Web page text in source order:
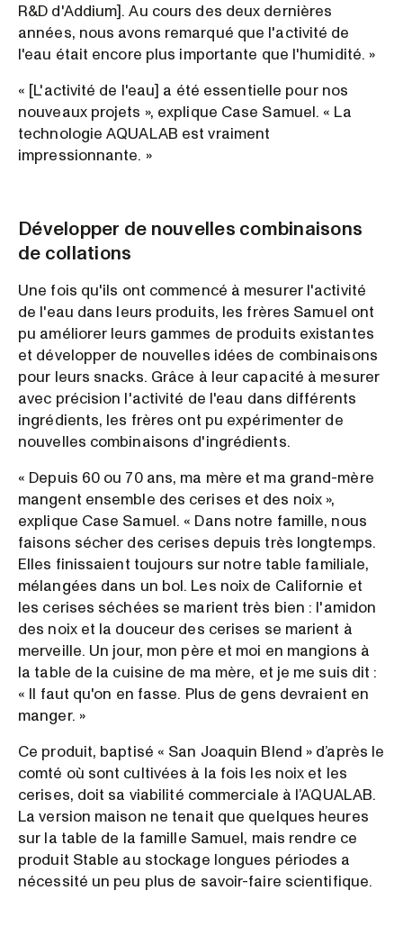
R&D d'Addium]. Au cours des deux dernières
années, nous avons remarqué que l'activité de
l'eau était encore plus importante que l'humidité. »
« [L'activité de l'eau] a été essentielle pour nos
nouveaux projets », explique Case Samuel. « La
technologie AQUALAB est vraiment
impressionnante. »
Développer de nouvelles combinaisons
de collations
Une fois qu'ils ont commencé à mesurer l'activité
de l'eau dans leurs produits, les frères Samuel ont
pu améliorer leurs gammes de produits existantes
et développer de nouvelles idées de combinaisons
pour leurs snacks. Grâce à leur capacité à mesurer
avec précision l'activité de l'eau dans différents
ingrédients, les frères ont pu expérimenter de
nouvelles combinaisons d'ingrédients.
« Depuis 60 ou 70 ans, ma mère et ma grand-mère
mangent ensemble des cerises et des noix »,
explique Case Samuel. « Dans notre famille, nous
faisons sécher des cerises depuis très longtemps.
Elles finissaient toujours sur notre table familiale,
mélangées dans un bol. Les noix de Californie et
les cerises séchées se marient très bien : l'amidon
des noix et la douceur des cerises se marient à
merveille. Un jour, mon père et moi en mangions à
la table de la cuisine de ma mère, et je me suis dit :
« Il faut qu'on en fasse. Plus de gens devraient en
manger. »
Ce produit, baptisé « San Joaquin Blend » d’après le
comté où sont cultivées à la fois les noix et les
cerises, doit sa viabilité commerciale à l’AQUALAB.
La version maison ne tenait que quelques heures
sur la table de la famille Samuel, mais rendre ce
produit Stable au stockage longues périodes a
nécessité un peu plus de savoir-faire scientifique.